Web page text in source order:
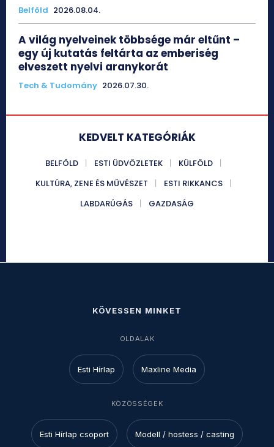
Belföld 2026.08.04.
A világ nyelveinek többsége már eltűnt –
egy új kutatás feltárta az emberiség
elveszett nyelvi aranykorát
Tech & Tudomány 2026.07.30.
KEDVELT KATEGÓRIÁK
BELFÖLD ESTI ÜDVÖZLETEK
KÜLFÖLD
KULTÚRA, ZENE ÉS MŰVÉSZET
ESTI RIKKANCS
LABDARÚGÁS
GAZDASÁG
KÖVESSEN MINKET
OLDALAK
Esti Hírlap Maxline Media
KÖZÖSSÉGEK
Esti Hírlap csoport Modell / hostess / casting